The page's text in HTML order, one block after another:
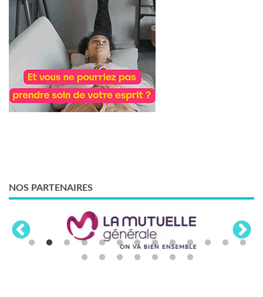
NOS PARTENAIRES